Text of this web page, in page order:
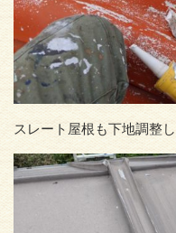
スレート屋根も下地調整